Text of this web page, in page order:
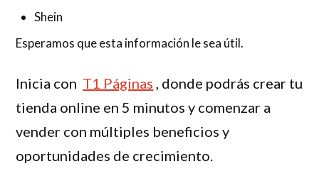
Shein
Esperamos que esta información le sea útil.
Inicia con T1 Páginas , donde podrás crear tu
tienda online en 5 minutos y comenzar a
vender con múltiples beneficios y
oportunidades de crecimiento.